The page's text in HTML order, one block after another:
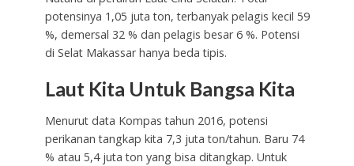
potensinya 1,05 juta ton, terbanyak pelagis kecil 59
%, demersal 32 % dan pelagis besar 6 %. Potensi
di Selat Makassar hanya beda tipis.
Laut Kita Untuk Bangsa Kita
Menurut data Kompas tahun 2016, potensi
perikanan tangkap kita 7,3 juta ton/tahun. Baru 74
% atau 5,4 juta ton yang bisa ditangkap. Untuk